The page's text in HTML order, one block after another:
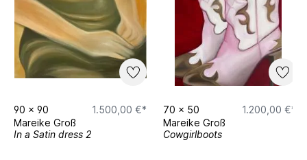
90 x 90
1.500,00 €*
Mareike Groß
In a Satin dress 2
70 x 50
1.200,00 €*
Mareike Groß
Cowgirlboots